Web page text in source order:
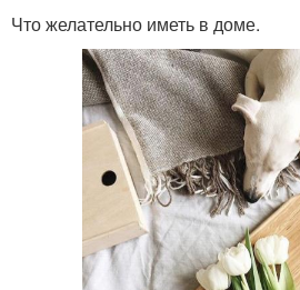
Что желательно иметь в доме.